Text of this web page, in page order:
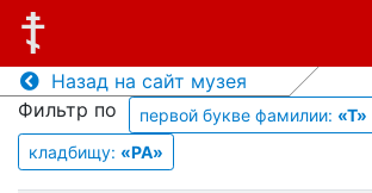
Назад на сайт музея
Фильтр по
первой букве фамилии: «Т»
кладбищу: «PA»